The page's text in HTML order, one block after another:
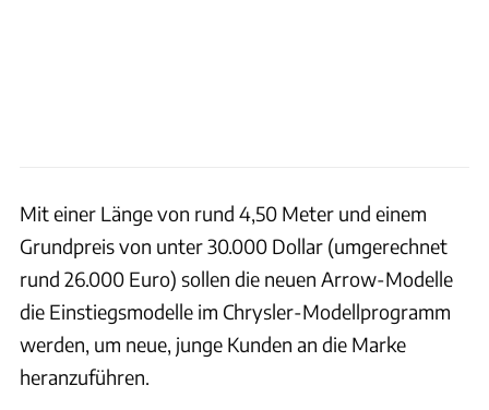
Mit einer Länge von rund 4,50 Meter und einem
Grundpreis von unter 30.000 Dollar (umgerechnet
rund 26.000 Euro) sollen die neuen Arrow-Modelle
die Einstiegsmodelle im Chrysler-Modellprogramm
werden, um neue, junge Kunden an die Marke
heranzuführen.